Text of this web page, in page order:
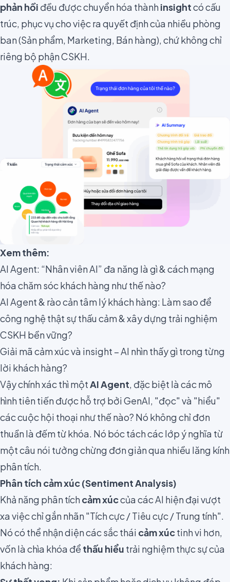
phản hồi đều được chuyển hóa thànhinsightcó cấu
trúc, phục vụ cho việc ra quyết định của nhiều phòng
ban (Sản phẩm, Marketing, Bán hàng), chứ không chỉ
riêng bộ phận CSKH.
Xem thêm:
AI Agent: “Nhân viên AI” đa năng là gì & cách mạng
hóa chăm sóc khách hàng như thế nào?
AI Agent & rào cản tâm lý khách hàng: Làm sao để
công nghệ thật sự thấu cảm & xây dựng trải nghiệm
CSKH bền vững?
Giải mã cảm xúc và insight – AI nhìn thấy gì trong từng
lời khách hàng?
Vậy chính xác thì một AI Agent , đặc biệt là các mô
hình tiên tiến được hỗ trợ bởi GenAI, "đọc" và "hiểu"
các cuộc hội thoại như thế nào? Nó không chỉ đơn
thuần là đếm từ khóa. Nó bóc tách các lớp ý nghĩa từ
một câu nói tưởng chừng đơn giản qua nhiều lăng kính
phân tích.
Phân tích cảm xúc (Sentiment Analysis)
Khả năng phân tíchcảm xúccủa các AI hiện đại vượt
xa việc chỉ gắn nhãn "Tích cực / Tiêu cực / Trung tính".
Nó có thể nhận diện các sắc thái cảm xúctinh vi hơn,
vốn là chìa khóa để thấu hiểu trải nghiệm thực sự của
khách hàng: